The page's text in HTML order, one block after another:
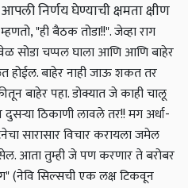
निर्णय घेण्याची क्षमता क्षीण
"ही बैठक तोडा!!". जेव्हा राग
सोडा चप्पल घाला आणि आणि बाहेर
होईल. बाहेर नाही जाऊ शकत तर
बाहेर पहा. डोक्यात जे काही चालू
ठिकाणी लावले तर!! मग अर्धा-
सारासार विचार करायला जमेल
आता तुम्ही जे पण करणार ते बरोबर
(नेवि सिल्सची एक लक्ष टिकवून